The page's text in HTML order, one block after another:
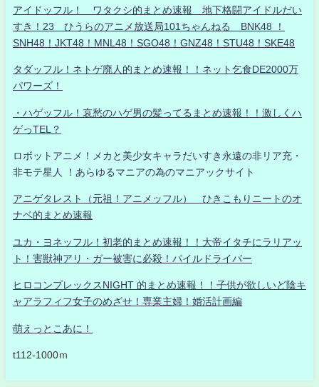
アイドッフル！ ワタクシ的まとめ速報 地下格闘アイドルだい
すき！23 ひうらのアニメ放送局101ちゃんねる BNK48 ！
SNH48！JKT48！MNL48！SGO48！GNZ48！STU48！SKE48
タダッフル！ネトゲ廃人的まとめ速報！！ネット乞食DE2000万
パワーズ！
・ハゲッフル！哀愁のハゲ男の髪ってるまとめ速報！！激しくハ
ゲっTEL？
ロボットアニメ！メカと美少女キャラだいすき永遠の非リア充・
非モテ星人 ！あらゆるマニアの為のマニアックサイト
アニゲタレスト（元祖！アニメッフル） ひきこもりニートのオ
ナベ的まとめ速報
ユカ・ヨネッフル！初老的まとめ速報！！大帝イタチにラリアッ
ト！害獣神アリ・ガー被害に必殺！パイルドライバー
ヒロコンプレックスNIGHT 的まとめ速報！！子供が欲しいど陰キ
ャアラフィフ女子のめざせ！専業主婦！婚活計画編
萌えっとこあに！
t112-1000ｍ